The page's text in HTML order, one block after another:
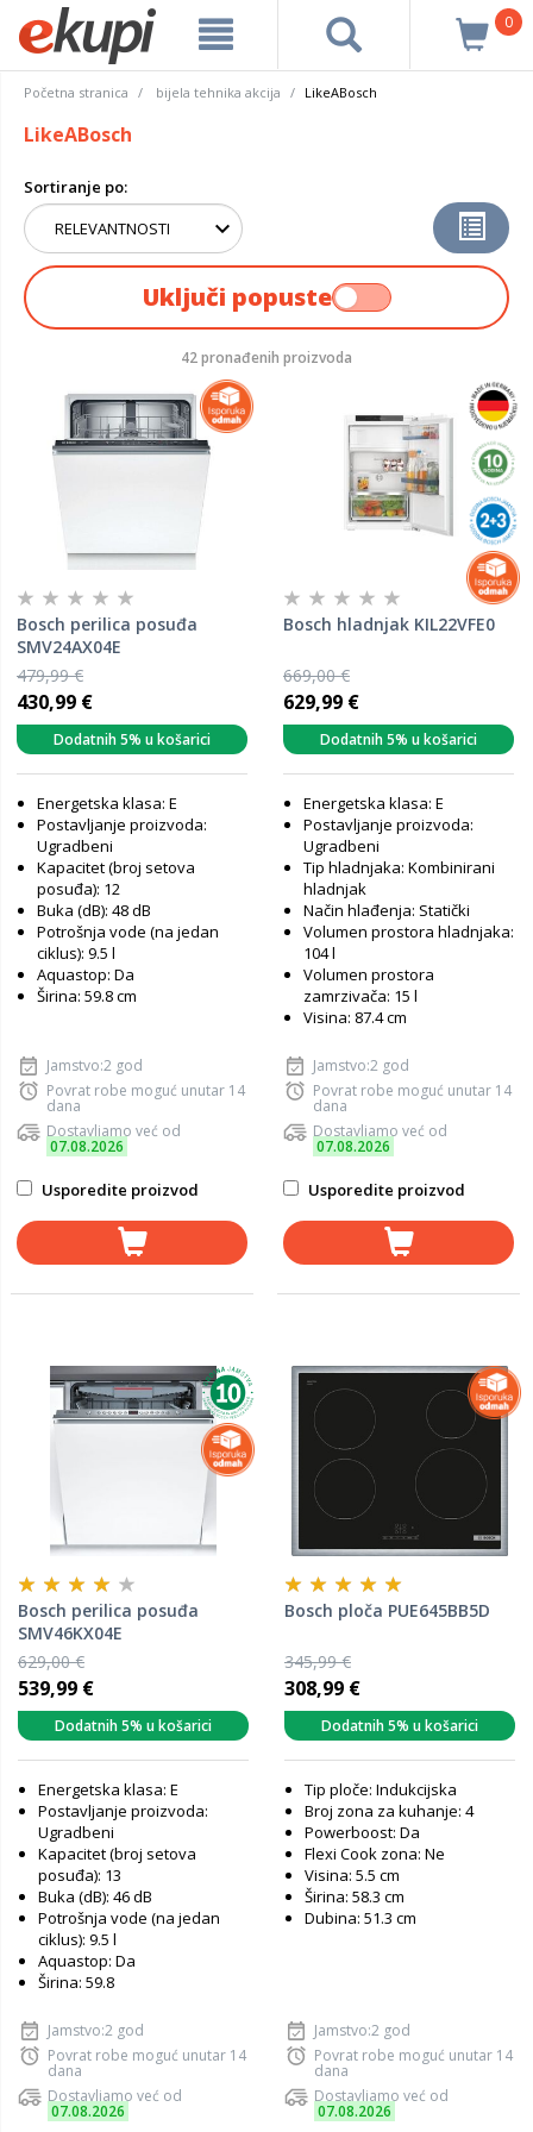
0
Početna stranica bijela tehnika akcija LikeABosch
LikeABosch
Sortiranje po:
Uključi popuste
42 pronađenih proizvoda
Bosch perilica posuđa
SMV24AX04E
479,99 €
430,99 €
Dodatnih 5% u košarici
Energetska klasa: E
Postavljanje proizvoda:
Ugradbeni
Kapacitet (broj setova
posuđa): 12
Buka (dB): 48 dB
Potrošnja vode (na jedan
ciklus): 9.5 l
Aquastop: Da
Širina: 59.8 cm
Jamstvo:2 god
Povrat robe moguć unutar 14
dana
Dostavljamo već od
07.08.2026
Usporedite proizvod
Bosch hladnjak KIL22VFE0
669,00 €
629,99 €
Dodatnih 5% u košarici
Energetska klasa: E
Postavljanje proizvoda:
Ugradbeni
Tip hladnjaka: Kombinirani
hladnjak
Način hlađenja: Statički
Volumen prostora hladnjaka:
104 l
Volumen prostora
zamrzivača: 15 l
Visina: 87.4 cm
Jamstvo:2 god
Povrat robe moguć unutar 14
dana
Dostavljamo već od
07.08.2026
Usporedite proizvod
Bosch perilica posuđa
SMV46KX04E
629,00 €
539,99 €
Dodatnih 5% u košarici
Energetska klasa: E
Postavljanje proizvoda:
Ugradbeni
Kapacitet (broj setova
posuđa): 13
Buka (dB): 46 dB
Potrošnja vode (na jedan
ciklus): 9.5 l
Aquastop: Da
Širina: 59.8
Jamstvo:2 god
Povrat robe moguć unutar 14
dana
Dostavljamo već od
07.08.2026
Bosch ploča PUE645BB5D
345,99 €
308,99 €
Dodatnih 5% u košarici
Tip ploče: Indukcijska
Broj zona za kuhanje: 4
Powerboost: Da
Flexi Cook zona: Ne
Visina: 5.5 cm
Širina: 58.3 cm
Dubina: 51.3 cm
Jamstvo:2 god
Povrat robe moguć unutar 14
dana
Dostavljamo već od
07.08.2026